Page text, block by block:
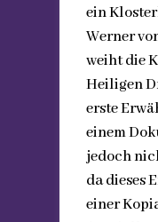
ein
Werner
weiht die
Heiligen
erste
einem
jedoch
da dieses
einer